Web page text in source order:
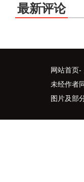
最新评论
网站首页-
未经作者
图片及部